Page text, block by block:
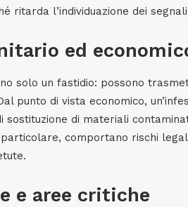
ritarda l’individuazione dei
ed
solo un fastidio: possono
punto di vista economico,
sostituzione di materiali
comportano rischi
e aree critiche